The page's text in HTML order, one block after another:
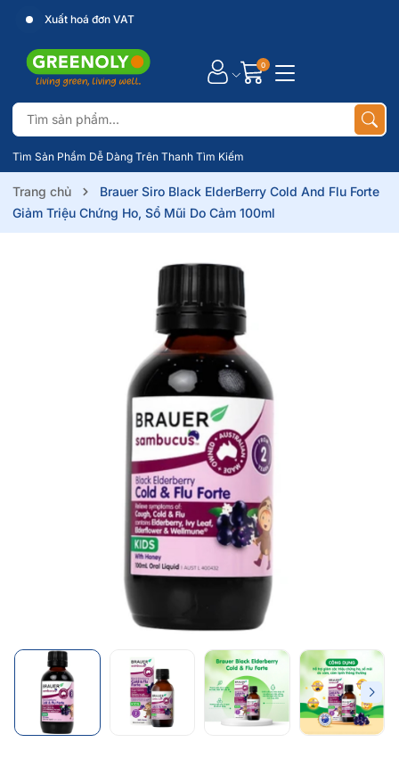
Xuất hoá đơn VAT
Tìm Sản Phẩm Dễ Dàng Trên Thanh Tìm Kiếm
0
Trang chủ
Brauer Siro Black ElderBerry Cold And Flu Forte
Giảm Triệu Chứng Ho, Sổ Mũi Do Cảm 100ml